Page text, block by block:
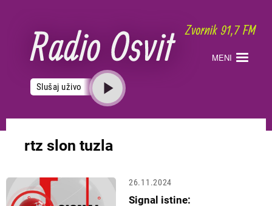
sadržaj
MENI
Slušaj uživo
rtz slon tuzla
26.11.2024
Signal istine: